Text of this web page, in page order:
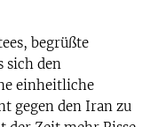
begrüßte
sich den
einheitliche
gegen den Iran zu